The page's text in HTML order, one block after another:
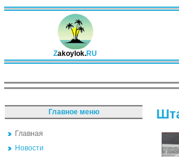
Zakoylok.RU
Главное меню
Главная
Новости